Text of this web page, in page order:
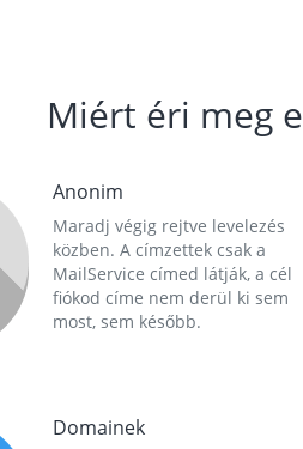
Miért éri meg
Anonim
Maradj végig rejtve levelezés
közben. A címzettek csak a
MailService címed látják, a cél
fiókod címe nem derül ki sem
most, sem később.
Domainek